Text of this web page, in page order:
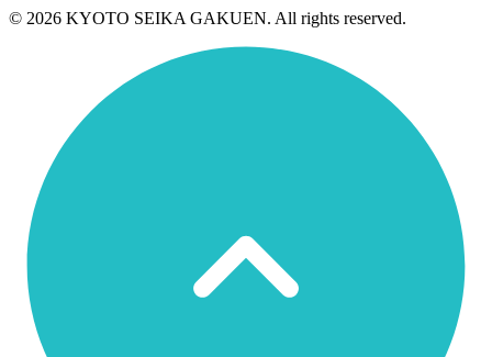
© 2026 KYOTO SEIKA GAKUEN. All rights reserved.